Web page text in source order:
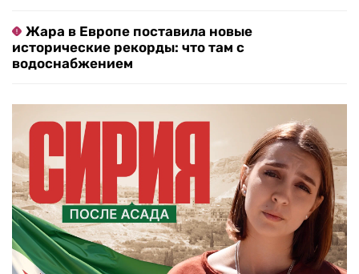
Жара в Европе поставила новые
исторические рекорды: что там с
водоснабжением